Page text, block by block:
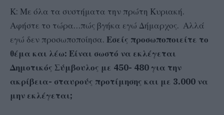
Κ: Με όλα τα συστήματα την πρώτη Κυριακή.
Αφήστε το τώρα…πώς βγήκα εγώ Δήμαρχος. Αλλά
εγώ δεν προσωποποίησα. Εσείς προσωποποιείτε το
θέμα και λέω: Είναι σωστό να εκλέγεται
Δημοτικός Σύμβουλος με 450- 480 για την
ακρίβεια- σταυρούς προτίμησης και με 3.000 να
μην εκλέγεται;